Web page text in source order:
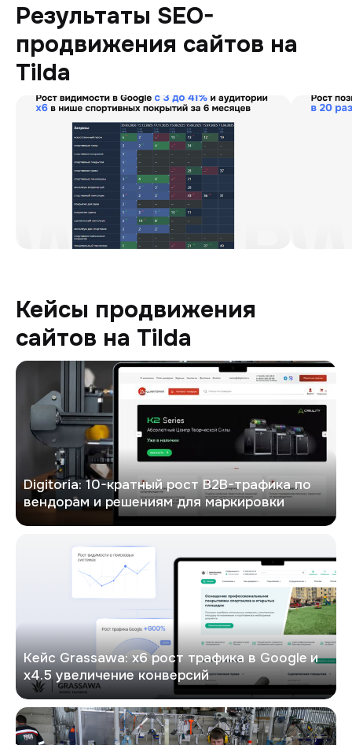
Результаты SEO-
продвижения сайтов на
Tilda
Кейсы продвижения
сайтов на Tilda
Digitoria
Digitoria: 10-кратный рост B2B-трафика по
вендорам и решениям для маркировки
Кейс Grassawa: х6 рост трафика в Google и
х4.5 увеличение конверсий
PitON